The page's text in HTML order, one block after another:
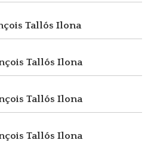
Tallós Ilona
Tallós Ilona
Tallós Ilona
Tallós Ilona